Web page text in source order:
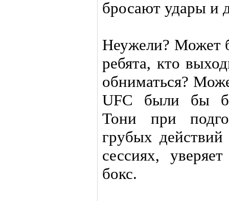
бросают удары и
Неужели? Может
ребята, кто
обниматься?
UFC были бы
Тони при
грубых
сессиях,
бокс.